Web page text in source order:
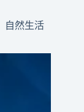
自然生活